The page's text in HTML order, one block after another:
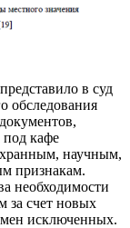
в суд
обследования
кафе
научным,
признакам.
необходимости
за счет новых
исключенных.